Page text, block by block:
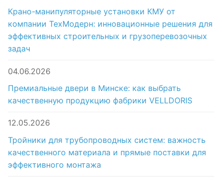
Крано-манипуляторные установки КМУ от
компании ТехМодерн: инновационные решения для
эффективных строительных и грузоперевозочных
задач
04.06.2026
Премиальные двери в Минске: как выбрать
качественную продукцию фабрики VELLDORIS
12.05.2026
Тройники для трубопроводных систем: важность
качественного материала и прямые поставки для
эффективного монтажа